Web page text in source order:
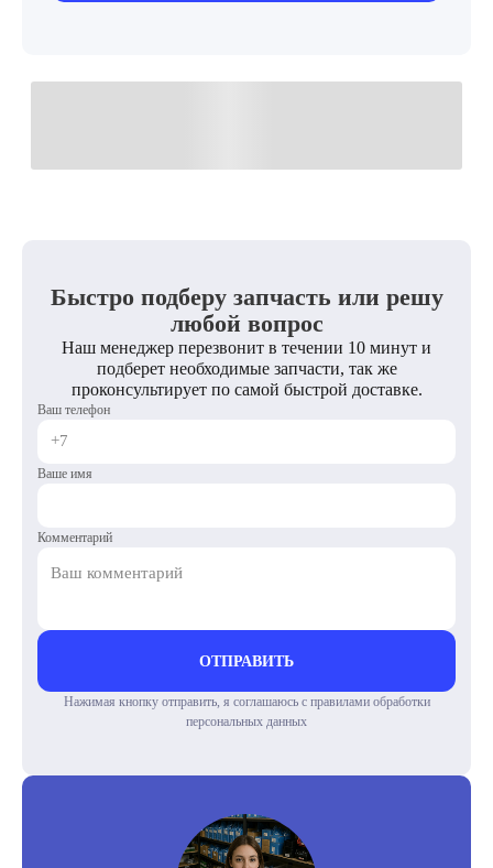
Быстро подберу запчасть или решу
любой вопрос
Наш менеджер перезвонит в течении 10 минут и
подберет необходимые запчасти, так же
проконсультирует по самой быстрой доставке.
Ваш телефон
Ваше имя
Комментарий
ОТПРАВИТЬ
Нажимая кнопку отправить, я соглашаюсь с правилами обработки
персональных данных